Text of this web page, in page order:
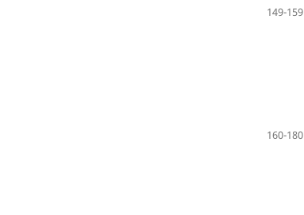
149-159
160-180